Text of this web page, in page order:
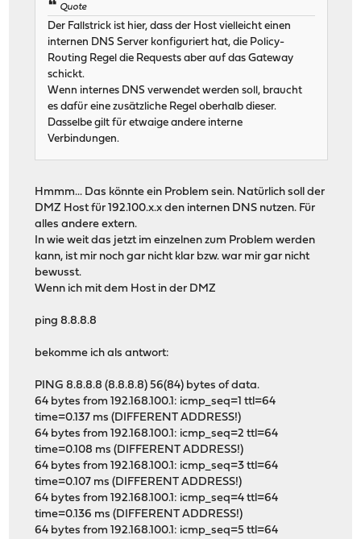
Quote
Der Fallstrick ist hier, dass der Host vielleicht einen
internen DNS Server konfiguriert hat, die Policy-
Routing Regel die Requests aber auf das Gateway
schickt.
Wenn internes DNS verwendet werden soll, braucht
es dafür eine zusätzliche Regel oberhalb dieser.
Dasselbe gilt für etwaige andere interne
Verbindungen.
Hmmm... Das könnte ein Problem sein. Natürlich soll der
DMZ Host für 192.100.x.x den internen DNS nutzen. Für
alles andere extern.
In wie weit das jetzt im einzelnen zum Problem werden
kann, ist mir noch gar nicht klar bzw. war mir gar nicht
bewusst.
Wenn ich mit dem Host in der DMZ
ping 8.8.8.8
bekomme ich als antwort:
PING 8.8.8.8 (8.8.8.8) 56(84) bytes of data.
64 bytes from 192.168.100.1: icmp_seq=1 ttl=64
time=0.137 ms (DIFFERENT ADDRESS!)
64 bytes from 192.168.100.1: icmp_seq=2 ttl=64
time=0.108 ms (DIFFERENT ADDRESS!)
64 bytes from 192.168.100.1: icmp_seq=3 ttl=64
time=0.107 ms (DIFFERENT ADDRESS!)
64 bytes from 192.168.100.1: icmp_seq=4 ttl=64
time=0.136 ms (DIFFERENT ADDRESS!)
64 bytes from 192.168.100.1: icmp_seq=5 ttl=64